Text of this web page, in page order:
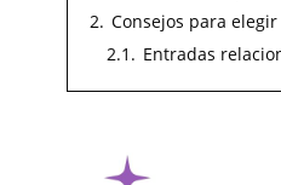
2. Consejos para
2.1. Entradas